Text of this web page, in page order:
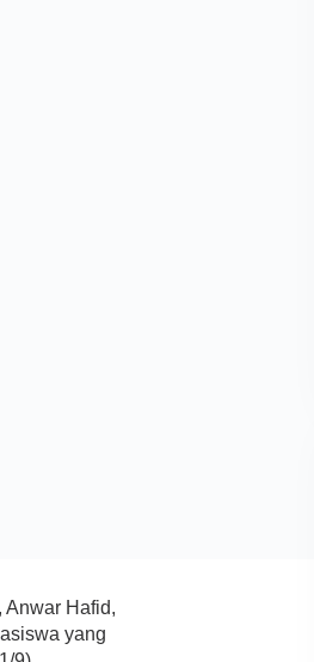
Hafid,
yang